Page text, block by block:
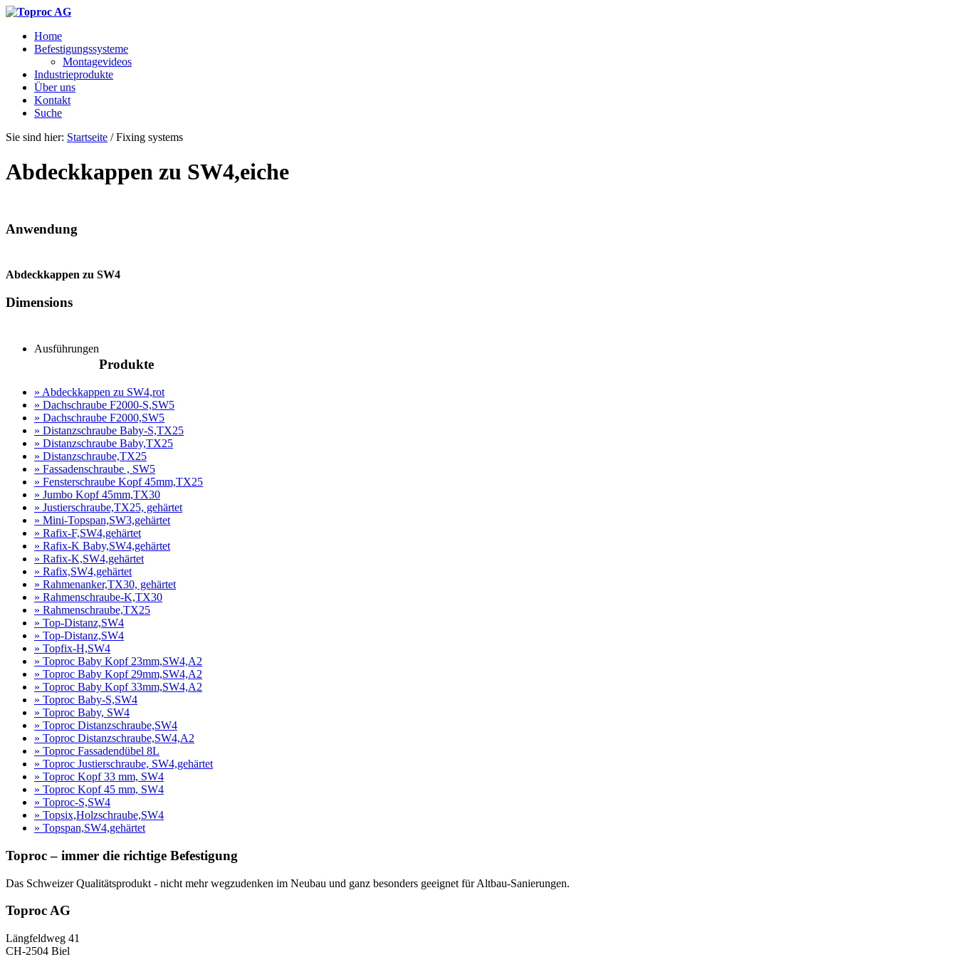
Home
Befestigungssysteme
Montagevideos
Industrieprodukte
Über uns
Kontakt
Suche
Sie sind hier: Startseite / Fixing systems
Abdeckkappen zu SW4,eiche
Anwendung
Abdeckkappen zu SW4
Dimensions
Ausführungen
Produkte
» Abdeckkappen zu SW4,rot
» Dachschraube F2000-S,SW5
» Dachschraube F2000,SW5
» Distanzschraube Baby-S,TX25
» Distanzschraube Baby,TX25
» Distanzschraube,TX25
» Fassadenschraube , SW5
» Fensterschraube Kopf 45mm,TX25
» Jumbo Kopf 45mm,TX30
» Justierschraube,TX25, gehärtet
» Mini-Topspan,SW3,gehärtet
» Rafix-F,SW4,gehärtet
» Rafix-K Baby,SW4,gehärtet
» Rafix-K,SW4,gehärtet
» Rafix,SW4,gehärtet
» Rahmenanker,TX30, gehärtet
» Rahmenschraube-K,TX30
» Rahmenschraube,TX25
» Top-Distanz,SW4
» Top-Distanz,SW4
» Topfix-H,SW4
» Toproc Baby Kopf 23mm,SW4,A2
» Toproc Baby Kopf 29mm,SW4,A2
» Toproc Baby Kopf 33mm,SW4,A2
» Toproc Baby-S,SW4
» Toproc Baby, SW4
» Toproc Distanzschraube,SW4
» Toproc Distanzschraube,SW4,A2
» Toproc Fassadendübel 8L
» Toproc Justierschraube, SW4,gehärtet
» Toproc Kopf 33 mm, SW4
» Toproc Kopf 45 mm, SW4
» Toproc-S,SW4
» Topsix,Holzschraube,SW4
» Topspan,SW4,gehärtet
Toproc – immer die richtige Befestigung
Das Schweizer Qualitätsprodukt - nicht mehr wegzudenken im Neubau und ganz besonders geeignet für Altbau-Sanierungen.
Toproc AG
Längfeldweg 41
CH-2504 Biel